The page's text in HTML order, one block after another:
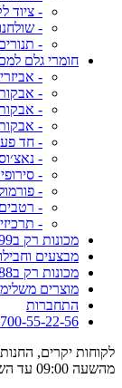
- ציוד
-
-
חומרי גלם
-
-
- אבקות
-
- חד
-
-
-
- רטבים
-
מכונות רק ב999 ש"ח
מבצעים
מכונות רק ב1888 ש"ח
מוצרים
התחברות
55-22-56
לקוחות יקרים,
מהשעה 09:00 עד השעה 17:00 . המסילה 17 נשר .